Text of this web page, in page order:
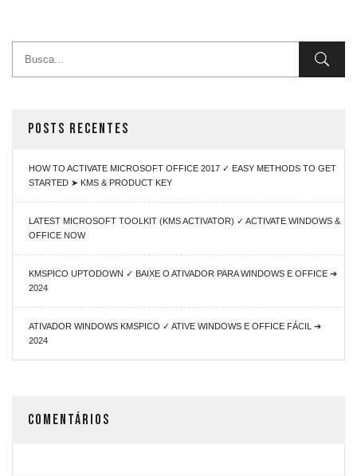
POSTS RECENTES
HOW TO ACTIVATE MICROSOFT OFFICE 2017 ✓ EASY METHODS TO GET
STARTED ➤ KMS & PRODUCT KEY
LATEST MICROSOFT TOOLKIT (KMS ACTIVATOR) ✓ ACTIVATE WINDOWS &
OFFICE NOW
KMSPICO UPTODOWN ✓ BAIXE O ATIVADOR PARA WINDOWS E OFFICE ➔
2024
ATIVADOR WINDOWS KMSPICO ✓ ATIVE WINDOWS E OFFICE FÁCIL ➔
2024
COMENTÁRIOS